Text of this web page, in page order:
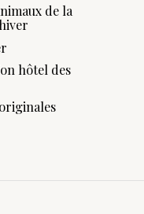
de la
hôtel des